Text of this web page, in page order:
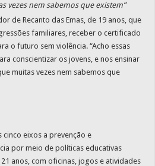
vezes nem sabemos que existem”
de Recanto das Emas, de 19 anos, que
familiares, receber o certificado
o futuro sem violência. “Acho essas
conscientizar os jovens, e nos ensinar
muitas vezes nem sabemos que
eixos a prevenção e
por meio de políticas educativas
anos, com oficinas, jogos e atividades